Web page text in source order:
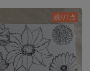
残り1点